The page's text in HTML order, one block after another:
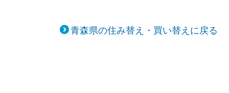
青森県の住み替え・買い替えに戻る